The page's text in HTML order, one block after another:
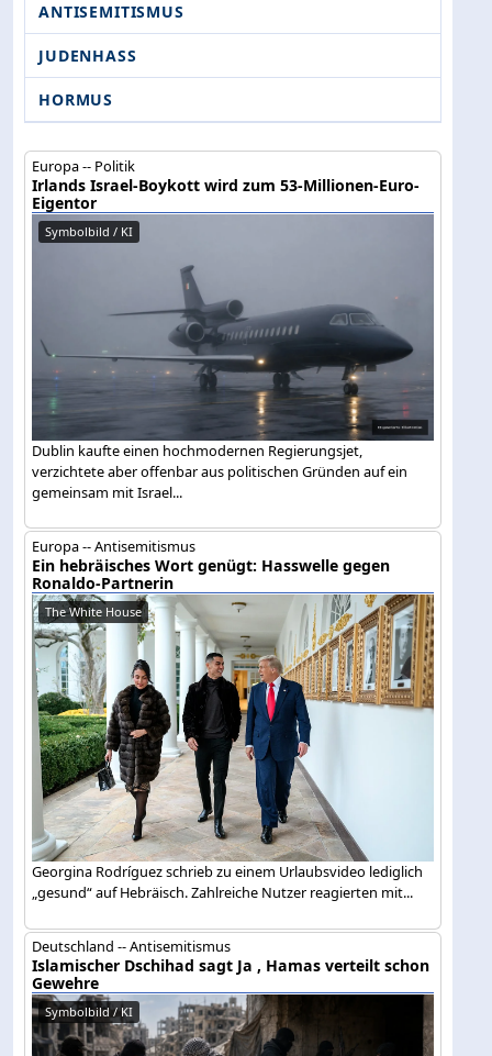
ANTISEMITISMUS
JUDENHASS
HORMUS
Europa -- Politik
Irlands Israel-Boykott wird zum 53-Millionen-Euro-
Eigentor
Symbolbild / KI
Dublin kaufte einen hochmodernen Regierungsjet,
verzichtete aber offenbar aus politischen Gründen auf ein
gemeinsam mit Israel...
Europa -- Antisemitismus
Ein hebräisches Wort genügt: Hasswelle gegen
Ronaldo-Partnerin
The White House
Georgina Rodríguez schrieb zu einem Urlaubsvideo lediglich
„gesund“ auf Hebräisch. Zahlreiche Nutzer reagierten mit...
Deutschland -- Antisemitismus
Islamischer Dschihad sagt Ja , Hamas verteilt schon
Gewehre
Symbolbild / KI